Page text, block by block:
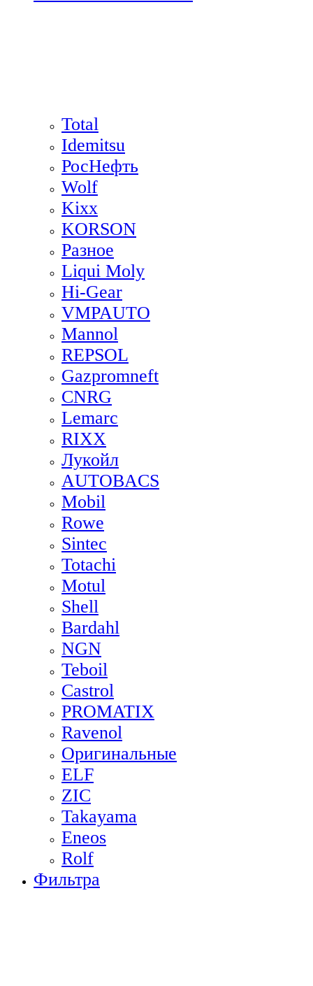
Total
Idemitsu
РосНефть
Wolf
Kixx
KORSON
Разное
Liqui Moly
Hi-Gear
VMPAUTO
Mannol
REPSOL
Gazpromneft
CNRG
Lemarc
RIXX
Лукойл
AUTOBACS
Mobil
Rowe
Sintec
Totachi
Motul
Shell
Bardahl
NGN
Teboil
Castrol
PROMATIX
Ravenol
Оригинальные
ELF
ZIC
Takayama
Eneos
Rolf
Фильтра